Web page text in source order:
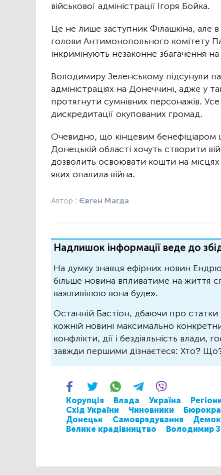
військової адміністрації Ігоря Бойка.
Це не лише заступник Філашкіна, але
голови Антимонопольного комітету
інкримінують незаконне збагачення на
Володимиру Зеленському підсунули
адміністраціях на Донеччині, адже у
протягнути сумнівних персонажів. Усе
дискредитації окупованих громад.
Очевидно, що кінцевим
Донецькій області хочуть створити
дозволить освоювати кошти на місцях
яких опалила війна.
Автор : Євген Магда
Надлишок інформації веде до
На думку знавця ефірних новин
більше новина впливатиме на життя
важливішою вона буде».
Останній Бастіон, дбаючи про статки
кожній новині максимально
конфлікти, дії і бездіяльність влади,
завжди першими дізнаєтеся: Хто?
Корупція Влада Україна
Схід України
Чиновники
Донецьк
Самоврядування
Велике крадівництво
Володимир